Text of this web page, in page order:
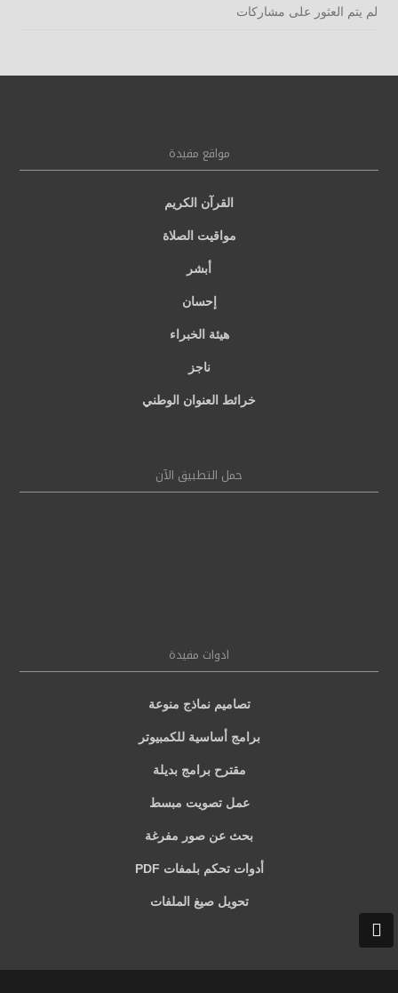
لم يتم العثور على مشاركات
مواقع مفيدة
القرآن الكريم
مواقيت الصلاة
أبشر
إحسان
هيئة الخبراء
ناجز
خرائط العنوان الوطني
حمل التطبيق الآن
ادوات مفيدة
تصاميم نماذج منوعة
برامج أساسية للكمبيوتر
مقترح برامج بديلة
عمل تصويت مبسط
بحث عن صور مفرغة
أدوات تحكم بلمفات PDF
تحويل صيغ الملفات